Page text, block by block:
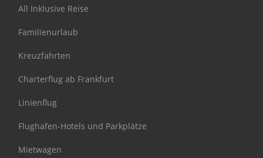
All Inklusive Reise
Familienurlaub
Kreuzfahrten
Charterflug ab Frankfurt
Linienflug
Flughafen-Hotels und Parkplätze
Mietwagen